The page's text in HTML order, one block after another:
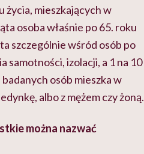
mieszkających w
osoba właśnie po 65. roku
szczególnie wśród osób po
samotności, izolacji, a 1 na 10
osób mieszka w
albo z mężem czy żoną.
można nazwać